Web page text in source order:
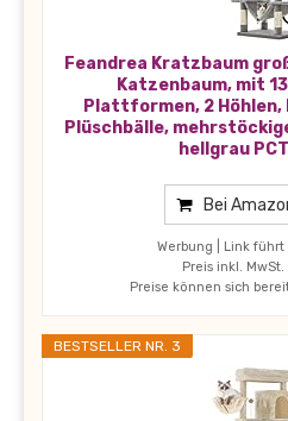
Feandrea Kratzbaum
Katzenbaum, mit
Plattformen, 2 Höhlen,
Plüschbälle,
hellgrau
Bei
Werbung | Link
Preis inkl. MwSt.
Preise können sich
BESTSELLER NR. 3